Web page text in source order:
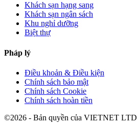
Khách sạn hạng sang
Khách sạn ngân sách
Khu nghỉ dưỡng
Biệt thự
Pháp lý
Điều khoản & Điều kiện
Chính sách bảo mật
Chính sách Cookie
Chính sách hoàn tiền
©2026 - Bản quyền của VIETNET LTD